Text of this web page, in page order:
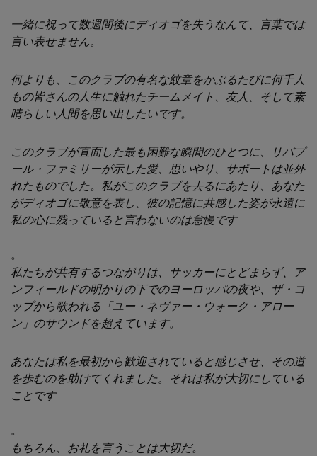
一緒に祝って数週間後にディオゴを失うなんて、言葉では
言い表せません。
何よりも、このクラブの有名な紋章をかぶるたびに何千人
もの皆さんの人生に触れたチームメイト、友人、そして素
晴らしい人間を思い出したいです。
このクラブが直面した最も困難な瞬間のひとつに、リバプ
ール・ファミリーが示した愛、思いやり、サポートは並外
れたものでした。私がこのクラブを去るにあたり、あなた
がディオゴに敬意を表し、彼の記憶に共感した姿が永遠に
私の心に残っていると言わないのは怠慢です
。
私たちが共有するつながりは、サッカーにとどまらず、ア
ンフィールドの明かりの下でのヨーロッパの夜や、ザ・コ
ップから歌われる「ユー・ネヴァー・ウォーク・アロー
ン」のサウンドを超えています。
あなたは私を最初から歓迎されていると感じさせ、その道
を歩むのを助けてくれました。それは私が大切にしている
ことです
。
もちろん、お礼を言うことは大切だ。